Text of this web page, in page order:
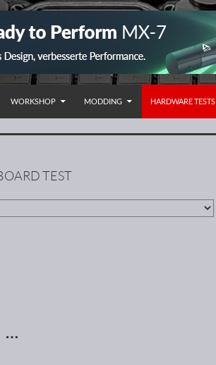
WORKSHOP MODDING HARDWARE TESTS
TEST
…